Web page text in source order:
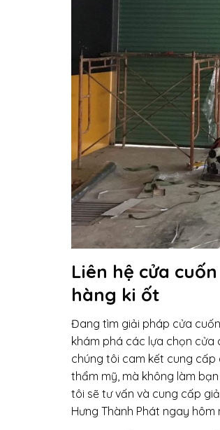
Liên hệ cửa
hàng ki ốt
Đang tìm giải pháp cửa
khám phá các lựa chọn cửa
chúng tôi cam kết cung
thẩm mỹ, mà không làm
tôi sẽ tư vấn và cung cấp
Hưng Thành Phát ngay